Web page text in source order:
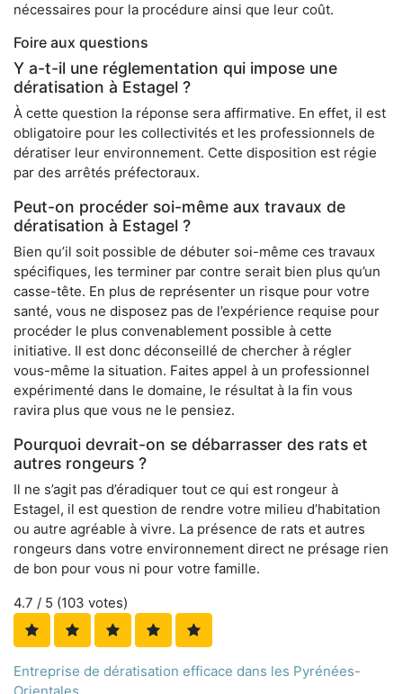
nécessaires pour la procédure ainsi que leur coût.
Foire aux questions
Y a-t-il une réglementation qui impose une
dératisation à Estagel ?
À cette question la réponse sera affirmative. En effet, il est
obligatoire pour les collectivités et les professionnels de
dératiser leur environnement. Cette disposition est régie
par des arrêtés préfectoraux.
Peut-on procéder soi-même aux travaux de
dératisation à Estagel ?
Bien qu’il soit possible de débuter soi-même ces travaux
spécifiques, les terminer par contre serait bien plus qu’un
casse-tête. En plus de représenter un risque pour votre
santé, vous ne disposez pas de l’expérience requise pour
procéder le plus convenablement possible à cette
initiative. Il est donc déconseillé de chercher à régler
vous-même la situation. Faites appel à un professionnel
expérimenté dans le domaine, le résultat à la fin vous
ravira plus que vous ne le pensiez.
Pourquoi devrait-on se débarrasser des rats et
autres rongeurs ?
Il ne s’agit pas d’éradiquer tout ce qui est rongeur à
Estagel, il est question de rendre votre milieu d’habitation
ou autre agréable à vivre. La présence de rats et autres
rongeurs dans votre environnement direct ne présage rien
de bon pour vous ni pour votre famille.
4.7 / 5 (103 votes)
Entreprise de dératisation efficace dans les Pyrénées-